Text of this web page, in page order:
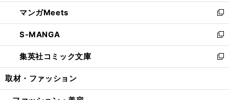
く
ウ
で
開
く
ン
ド
ウ
で
開
く
ウ
ィ
ン
ド
ウ
で
開
し
い
ウ
ィ
ン
ド
ウ
開
マンガMeets
新
し
い
ウ
ィ
ン
ウ
S-MANGA
新
し
い
ウ
ン
集英社コミック文庫
新
し
ウ
取材・ファッション